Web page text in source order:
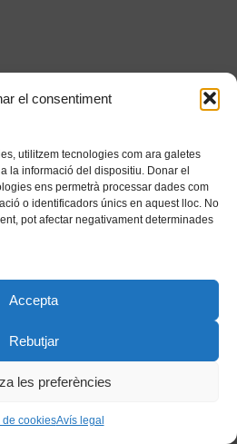
el consentiment
utilitzem tecnologies com ara galetes
la informació del dispositiu. Donar el
ens permetrà processar dades com
o identificadors únics en aquest lloc. No
pot afectar negativament determinades
Accepta
Rebutjar
les preferències
de cookiesAvís legal